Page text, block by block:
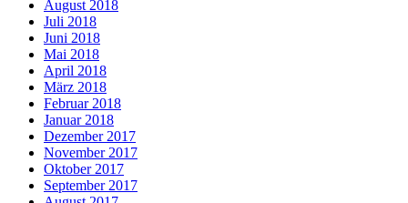
August 2018
Juli 2018
Juni 2018
Mai 2018
April 2018
März 2018
Februar 2018
Januar 2018
Dezember 2017
November 2017
Oktober 2017
September 2017